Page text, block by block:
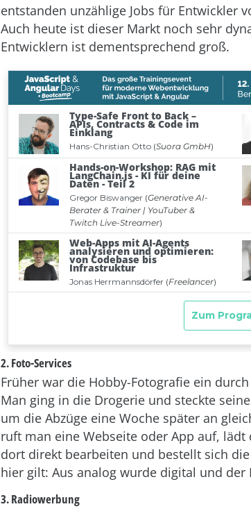
entstanden unzählige Jobs für Entwickler
Auch heute ist dieser Markt noch sehr
Entwicklern ist dementsprechend groß.
2. Foto-Services
Früher war die Hobby-Fotografie ein
Man ging in die Drogerie und steckte
um die Abzüge eine Woche später an
ruft man eine Webseite oder App auf,
dort direkt bearbeiten und bestellt sich
hier gilt: Aus analog wurde digital und
3. Radiowerbung